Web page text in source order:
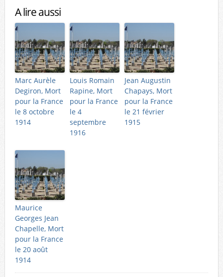
A lire aussi
Marc Aurèle
Degiron, Mort
pour la France
le 8 octobre
1914
Louis Romain
Rapine, Mort
pour la France
le 4
septembre
1916
Jean Augustin
Chapays, Mort
pour la France
le 21 février
1915
Maurice
Georges Jean
Chapelle, Mort
pour la France
le 20 août
1914